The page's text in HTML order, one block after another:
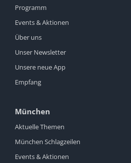
Programm
Events & Aktionen
Über uns
Unser Newsletter
Unsere neue App
Empfang
München
Aktuelle Themen
München Schlagzeilen
Events & Aktionen